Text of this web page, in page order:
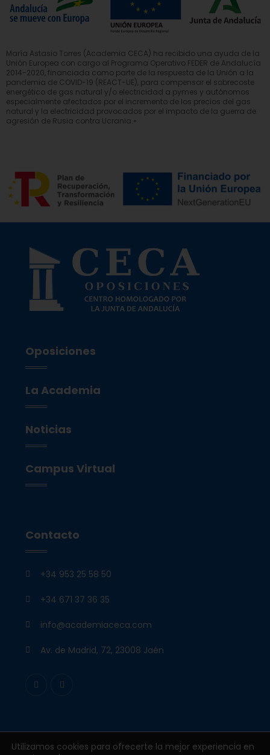
María Astasio Torres (Academia CECA) ha recibido una ayuda de la
Unión Europea con cargo al Programa Operativo FEDER de Andalucía
2014-2020, financiada como parte de la respuesta de la Unión a la
pandemia de COVID-19 (REACT-UE), para compensar el sobrecoste
energético de gas natural y/o electricidad a pymes y autónomos
especialmente afectados por el incremento de los precios del gas
natural y la electricidad provocados por el impacto de la guerra de
agresión de Rusia contra Ucrania.»
Oposiciones
La Academia
Noticias
Campus Virtual
Contacto
+34 953 25 58 50
+34 671 37 36 35
info@academiaceca.com
Av. de Madrid, 72, 23008 Jaén
Utilizamos cookies para ofrecerte la mejor experiencia en